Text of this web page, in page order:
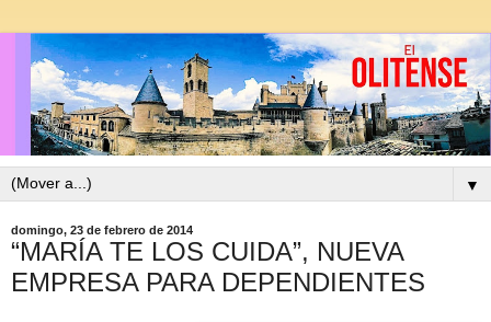
▼
domingo, 23 de febrero de 2014
“MARÍA TE LOS CUIDA”, NUEVA
EMPRESA PARA DEPENDIENTES